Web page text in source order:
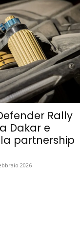
Rally
Dakar e
partnership
2026